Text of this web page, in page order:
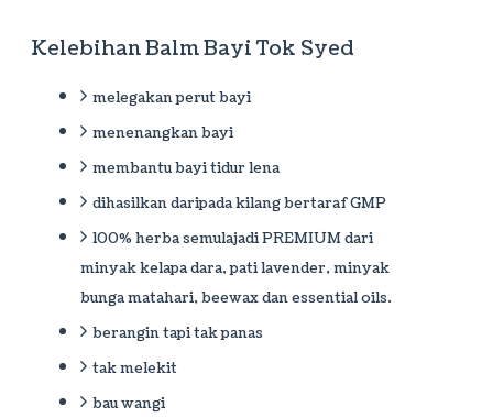
Kelebihan Balm Bayi Tok Syed
melegakan perut bayi
menenangkan bayi
membantu bayi tidur lena
dihasilkan daripada kilang bertaraf GMP
100% herba semulajadi PREMIUM dari
minyak kelapa dara, pati lavender, minyak
bunga matahari, beewax dan essential oils.
berangin tapi tak panas
tak melekit
bau wangi